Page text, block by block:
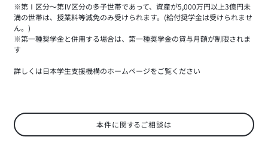
※第Ⅰ区分～第Ⅳ区分の多子世帯であって、資産が5,000万円以上3億円未
満の世帯は、授業料等減免のみ受けられます。(給付奨学金は受けられませ
ん。)
※第一種奨学金と併用する場合は、第一種奨学金の貸与月額が制限されま
す
詳しくは日本学生支援機構のホームページをご覧ください
本件に関するご相談は